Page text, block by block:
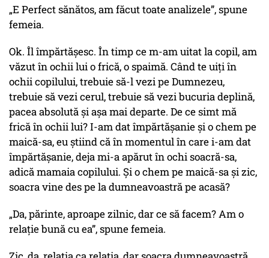
„E Perfect sănătos, am făcut toate analizele”, spune
femeia.
Ok. Îl împărtășesc. În timp ce m-am uitat la copil, am
văzut în ochii lui o frică, o spaimă. Când te uiți în
ochii copilului, trebuie să-l vezi pe Dumnezeu,
trebuie să vezi cerul, trebuie să vezi bucuria deplină,
pacea absolută și așa mai departe. De ce simt mă
frică în ochii lui? I-am dat împărtășanie și o chem pe
maică-sa, eu știind că în momentul în care i-am dat
împărtășanie, deja mi-a apărut în ochi soacră-sa,
adică mamaia copilului. Și o chem pe maică-sa și zic,
soacra vine des pe la dumneavoastră pe acasă?
„Da, părinte, aproape zilnic, dar ce să facem? Am o
relație bună cu ea”, spune femeia.